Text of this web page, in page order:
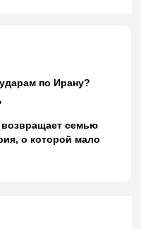
по Ирану?
возвращает семью
о которой мало